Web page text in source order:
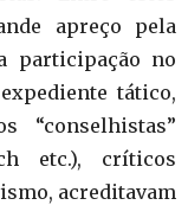
apreço pela
participação no
tático,
“conselhistas”
etc.), críticos
acreditavam